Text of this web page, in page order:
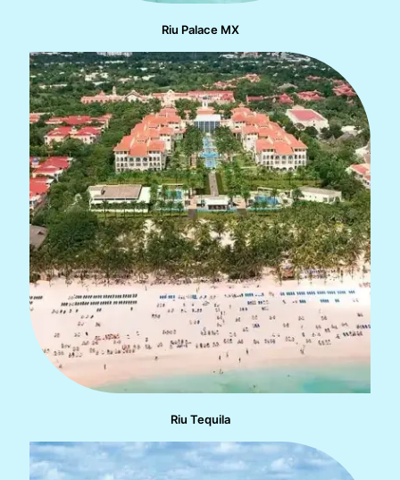
Riu Palace MX
Riu Tequila